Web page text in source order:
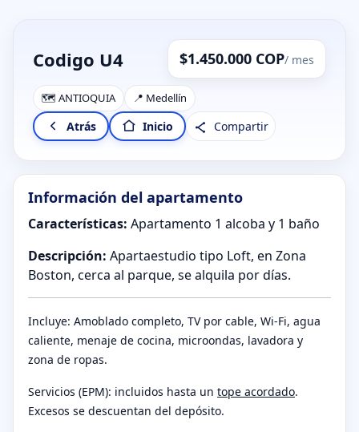
Codigo U4 $1.450.000 COP/ mes
🗺️ ANTIOQUIA 📍 Medellín
Atrás Inicio Compartir
Información del apartamento
Características: Apartamento 1 alcoba y 1 baño
Descripción: Apartaestudio tipo Loft, en Zona
Boston, cerca al parque, se alquila por días.
Incluye: Amoblado completo, TV por cable, Wi-Fi, agua
caliente, menaje de cocina, microondas, lavadora y
zona de ropas.
Servicios (EPM): incluidos hasta un tope acordado.
Excesos se descuentan del depósito.